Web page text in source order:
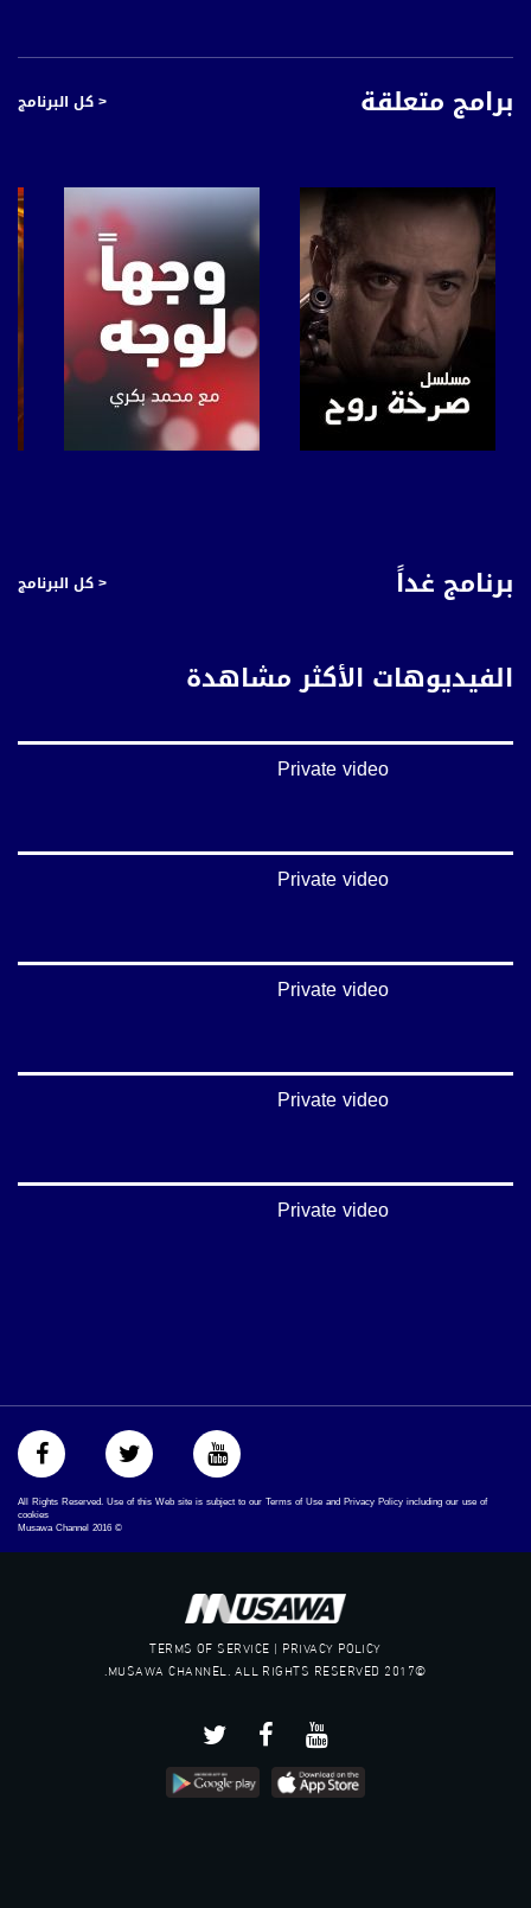
برامج متعلقة < كل البرنامج
برنامج غداً < كل البرنامج
الفيديوهات الأكثر مشاهدة
Private video
Private video
Private video
Private video
Private video
All Rights Reserved. Use of this Web site is subject to our Terms of Use and Privacy Policy including our use of
cookies
©
2016
TERMS OF SERVICE | PRIVACY POLICY
©2017 MUSAWA CHANNEL. ALL RIGHTS RESERVED.